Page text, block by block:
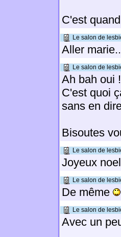
C'est
Le salon de
Aller
Le salon de
Ah bah oui !
C'est quoi
sans en
Bisoutes
Le salon de
Joyeux
Le salon de
De même
Le salon de
Avec un